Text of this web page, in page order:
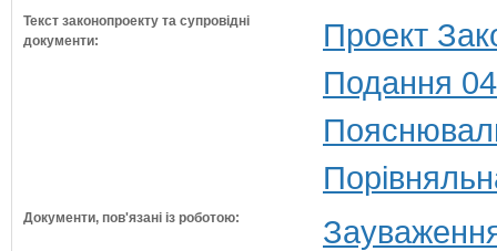
Текст законопроекту та супровідні
документи:
Проект
Подання
Документи, пов'язані із роботою: